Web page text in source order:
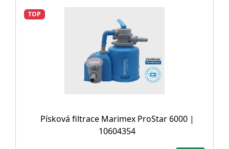
TOP
Písková filtrace Marimex ProStar 6000 |
10604354